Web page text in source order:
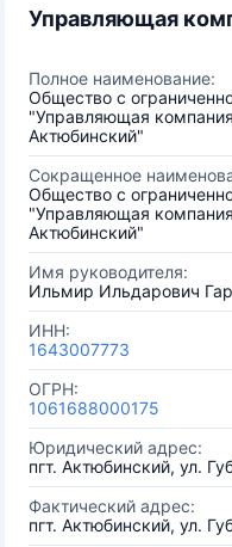
Управляющая
Полное наименование:
Общество с
"Управляющая
Актюбинский"
Сокращенное
Общество с
"Управляющая
Актюбинский"
Имя руководителя:
Ильмир Ильдарович
ИНН:
1643007773
ОГРН:
1061688000175
Юридический адрес:
пгт. Актюбинский, ул.
Фактический адрес:
пгт. Актюбинский, ул.